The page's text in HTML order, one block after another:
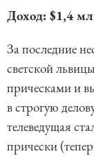
f
6
Доход: $1,4
За последние
светской
прическами и
в строгую
телеведущая
прически